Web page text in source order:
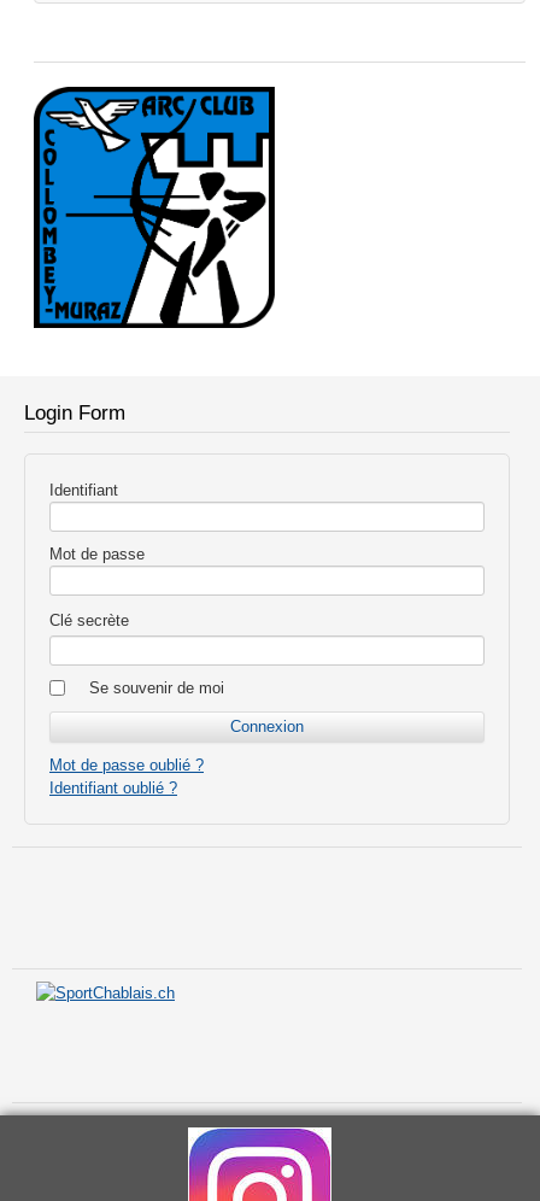
Login Form
Identifiant
Mot de passe
Clé secrète
Se souvenir de moi
Mot de passe oublié ?
Identifiant oublié ?